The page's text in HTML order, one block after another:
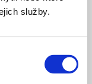
služby.